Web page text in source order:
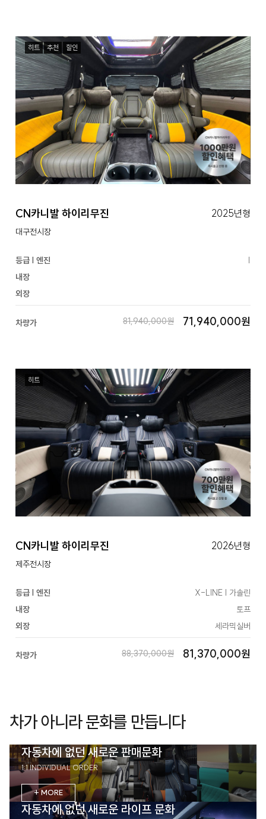
히트 추천 할인
CN카니발 하이리무진 2025년형
대구전시장
등급 | 엔진
|
내장
외장
차량가 81,940,000원 71,940,000원
히트
CN카니발 하이리무진 2026년형
제주전시장
등급 | 엔진
X-LINE | 가솔린
내장
토프
외장
세라믹실버
차량가 88,370,000원 81,370,000원
차가 아니라 문화를 만듭니다
자동차에 없던 새로운 판매문화
1:1 INDIVIDUAL ORDER
+ MORE
자동차에 없던 새로운 라이프 문화